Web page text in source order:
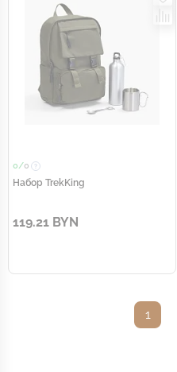
0/0
Набор TrekKing
119.21 BYN
1